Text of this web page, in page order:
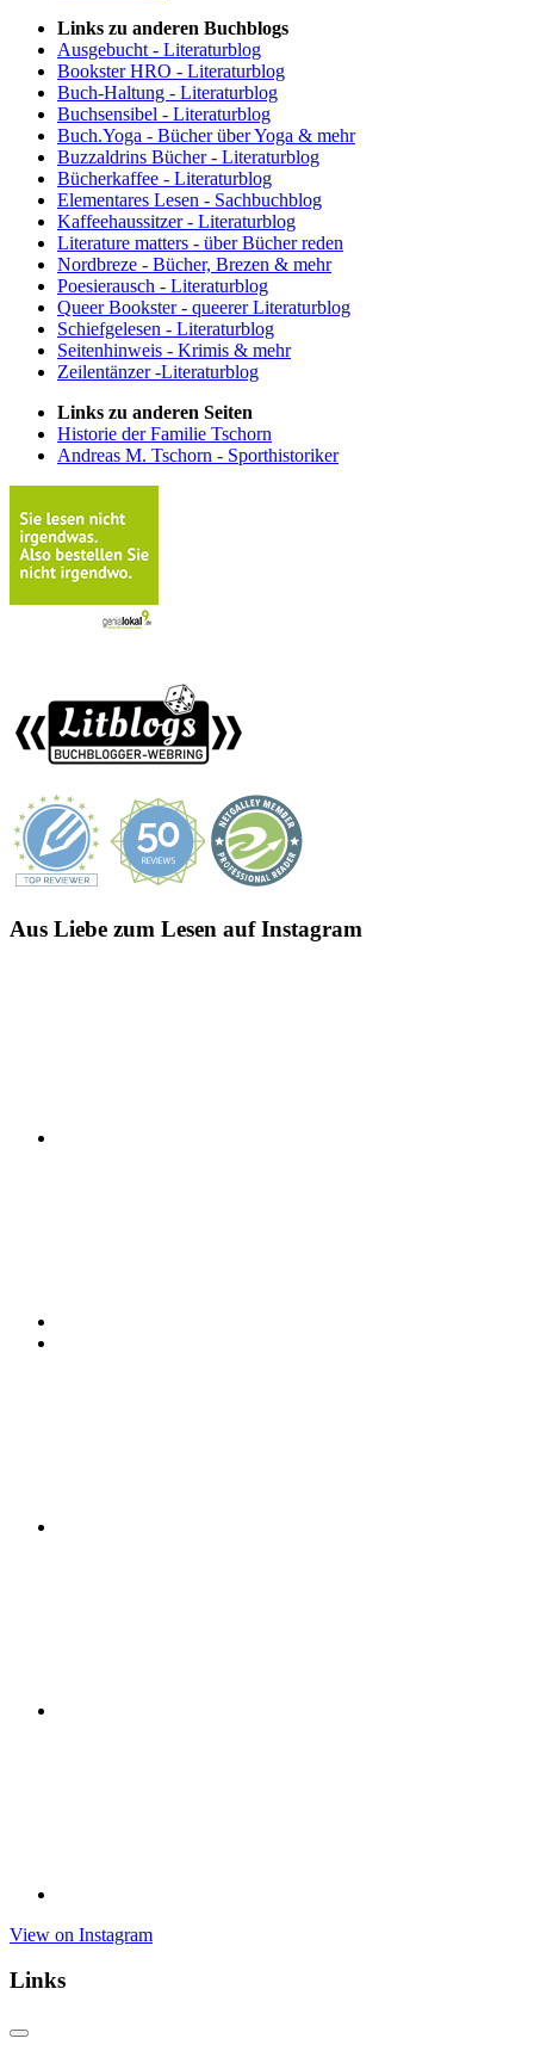
Links zu anderen Buchblogs
Ausgebucht - Literaturblog
Bookster HRO - Literaturblog
Buch-Haltung - Literaturblog
Buchsensibel - Literaturblog
Buch.Yoga - Bücher über Yoga & mehr
Buzzaldrins Bücher - Literaturblog
Bücherkaffee - Literaturblog
Elementares Lesen - Sachbuchblog
Kaffeehaussitzer - Literaturblog
Literature matters - über Bücher reden
Nordbreze - Bücher, Brezen & mehr
Poesierausch - Literaturblog
Queer Bookster - queerer Literaturblog
Schiefgelesen - Literaturblog
Seitenhinweis - Krimis & mehr
Zeilentänzer -Literaturblog
Links zu anderen Seiten
Historie der Familie Tschorn
Andreas M. Tschorn - Sporthistoriker
Aus Liebe zum Lesen auf Instagram
View on Instagram
Links